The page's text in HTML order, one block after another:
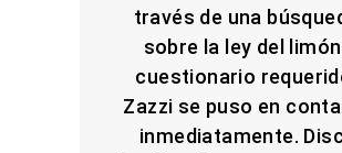
través de una
sobre la ley del
cuestionario
Zazzi se puso en
inmediatamente.